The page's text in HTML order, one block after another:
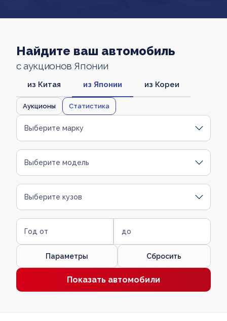
Найдите ваш автомобиль
с аукционов Японии
из Китая из Японии из Кореи
Аукционы Статистика
Выберите марку
Выберите модель
Выберите кузов
Год от до
Параметры Сбросить
Показать автомобили